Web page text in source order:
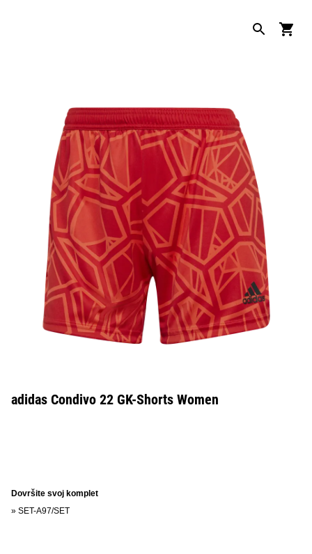
adidas Condivo 22 GK-Shorts Women
Dovršite svoj komplet
» SET-A97/SET